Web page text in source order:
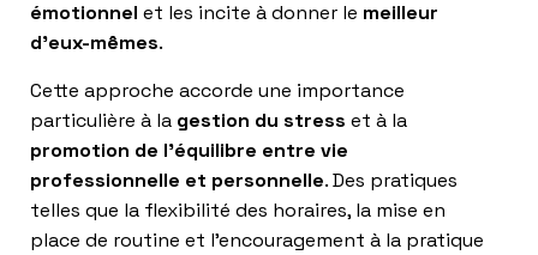
émotionnel et les incite à donner le meilleur
d’eux-mêmes.
Cette approche accorde une importance
particulière à la gestion du stress et à la
promotion de l’équilibre entre vie
professionnelle et personnelle. Des pratiques
telles que la flexibilité des horaires, la mise en
place de routine et l’encouragement à la pratique